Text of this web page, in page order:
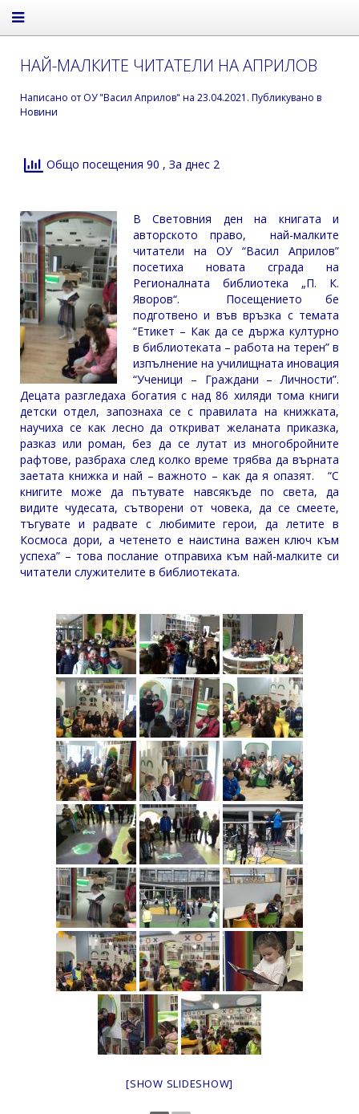
НАЙ-МАЛКИТЕ ЧИТАТЕЛИ НА АПРИЛОВ
Написано от ОУ "Васил Априлов" на 23.04.2021 . Публикувано в
Новини
Общо посещения 90 , За днес 2
В Световния ден на книгата и
авторското право, най-малките
читатели на ОУ “Васил Априлов”
посетиха новата сграда на
Регионалната библиотека „П. К.
Яворов“. Посещението бе
подготвено и във връзка с темата
“Етикет – Как да се държа културно
в библиотеката – работа на терен” в
изпълнение на училищната иновация
“Ученици – Граждани – Личности”.
Децата разгледаха богатия с над 86 хиляди тома книги
детски отдел, запознаха се с правилата на книжката,
научиха се как лесно да откриват желаната приказка,
разказ или роман, без да се лутат из многобройните
рафтове, разбраха след колко време трябва да върната
заетата книжка и най – важното – как да я опазят. “С
книгите може да пътувате навсякъде по света, да
видите чудесата, сътворени от човека, да се смеете,
тъгувате и радвате с любимите герои, да летите в
Космоса дори, а четенето е наистина важен ключ към
успеха” – това послание отправиха към най-малките си
читатели служителите в библиотеката.
[SHOW SLIDESHOW]